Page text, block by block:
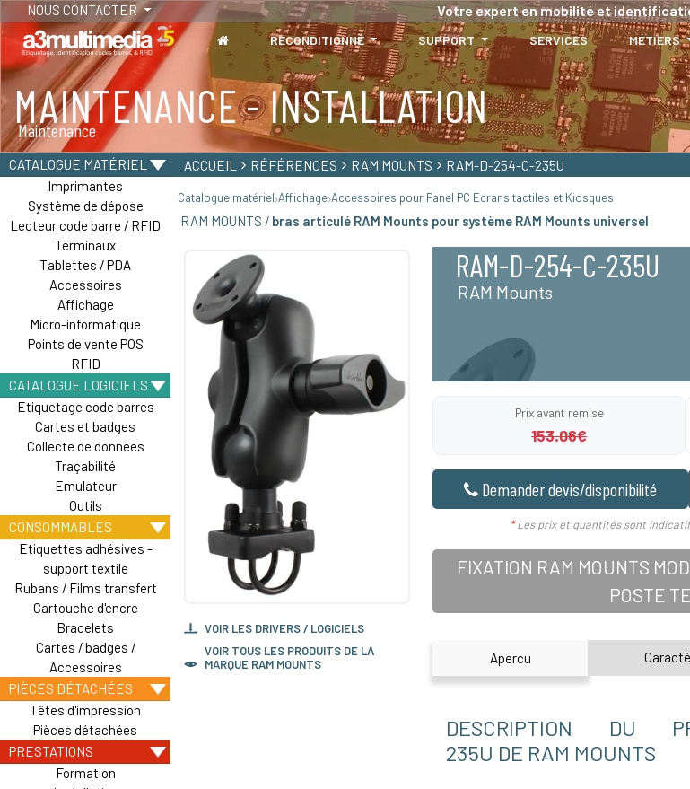
NOUS CONTACTER Votre expert en mobilité et
RECONDITIONNÉ SUPPORT SERVICES MÉTIERS
MAINTENANCE - INSTALLATION
Maintenance
TABLETTES
Tablettes durcies - Étanches - Résistantes
CATALOGUE MATÉRIEL
Imprimantes
Système de dépose
Lecteur code barre / RFID
Terminaux
Tablettes / PDA
Accessoires
Affichage
Micro-informatique
Points de vente POS
RFID
CATALOGUE LOGICIELS
Etiquetage code barres
Cartes et badges
Collecte de données
Traçabilité
Emulateur
Outils
CONSOMMABLES
Etiquettes adhésives -
support textile
Rubans / Films transfert
Cartouche d'encre
Bracelets
Cartes / badges /
Accessoires
PIÈCES DÉTACHÉES
Têtes d'impression
Pièces détachées
PRESTATIONS
Formation
ACCUEIL RÉFÉRENCES RAM MOUNTS RAM-D-254-C-235U
Catalogue matériel Affichage Accessoires pour Panel PC Ecrans tactiles et Kiosques
RAM MOUNTS / bras articulé RAM Mounts pour système RAM Mounts universel
VOIR LES DRIVERS / LOGICIELS
VOIR TOUS LES PRODUITS DE LA
MARQUE RAM MOUNTS
RAM-D-254-C-235U
RAM Mounts
Prix avant remise
153.06€
Demander devis/disponibilité
*Les prix et quantités sont
FIXATION RAM MOUNTS
POSTE
Apercu
DESCRIPTION DU
235U DE RAM MOUNTS